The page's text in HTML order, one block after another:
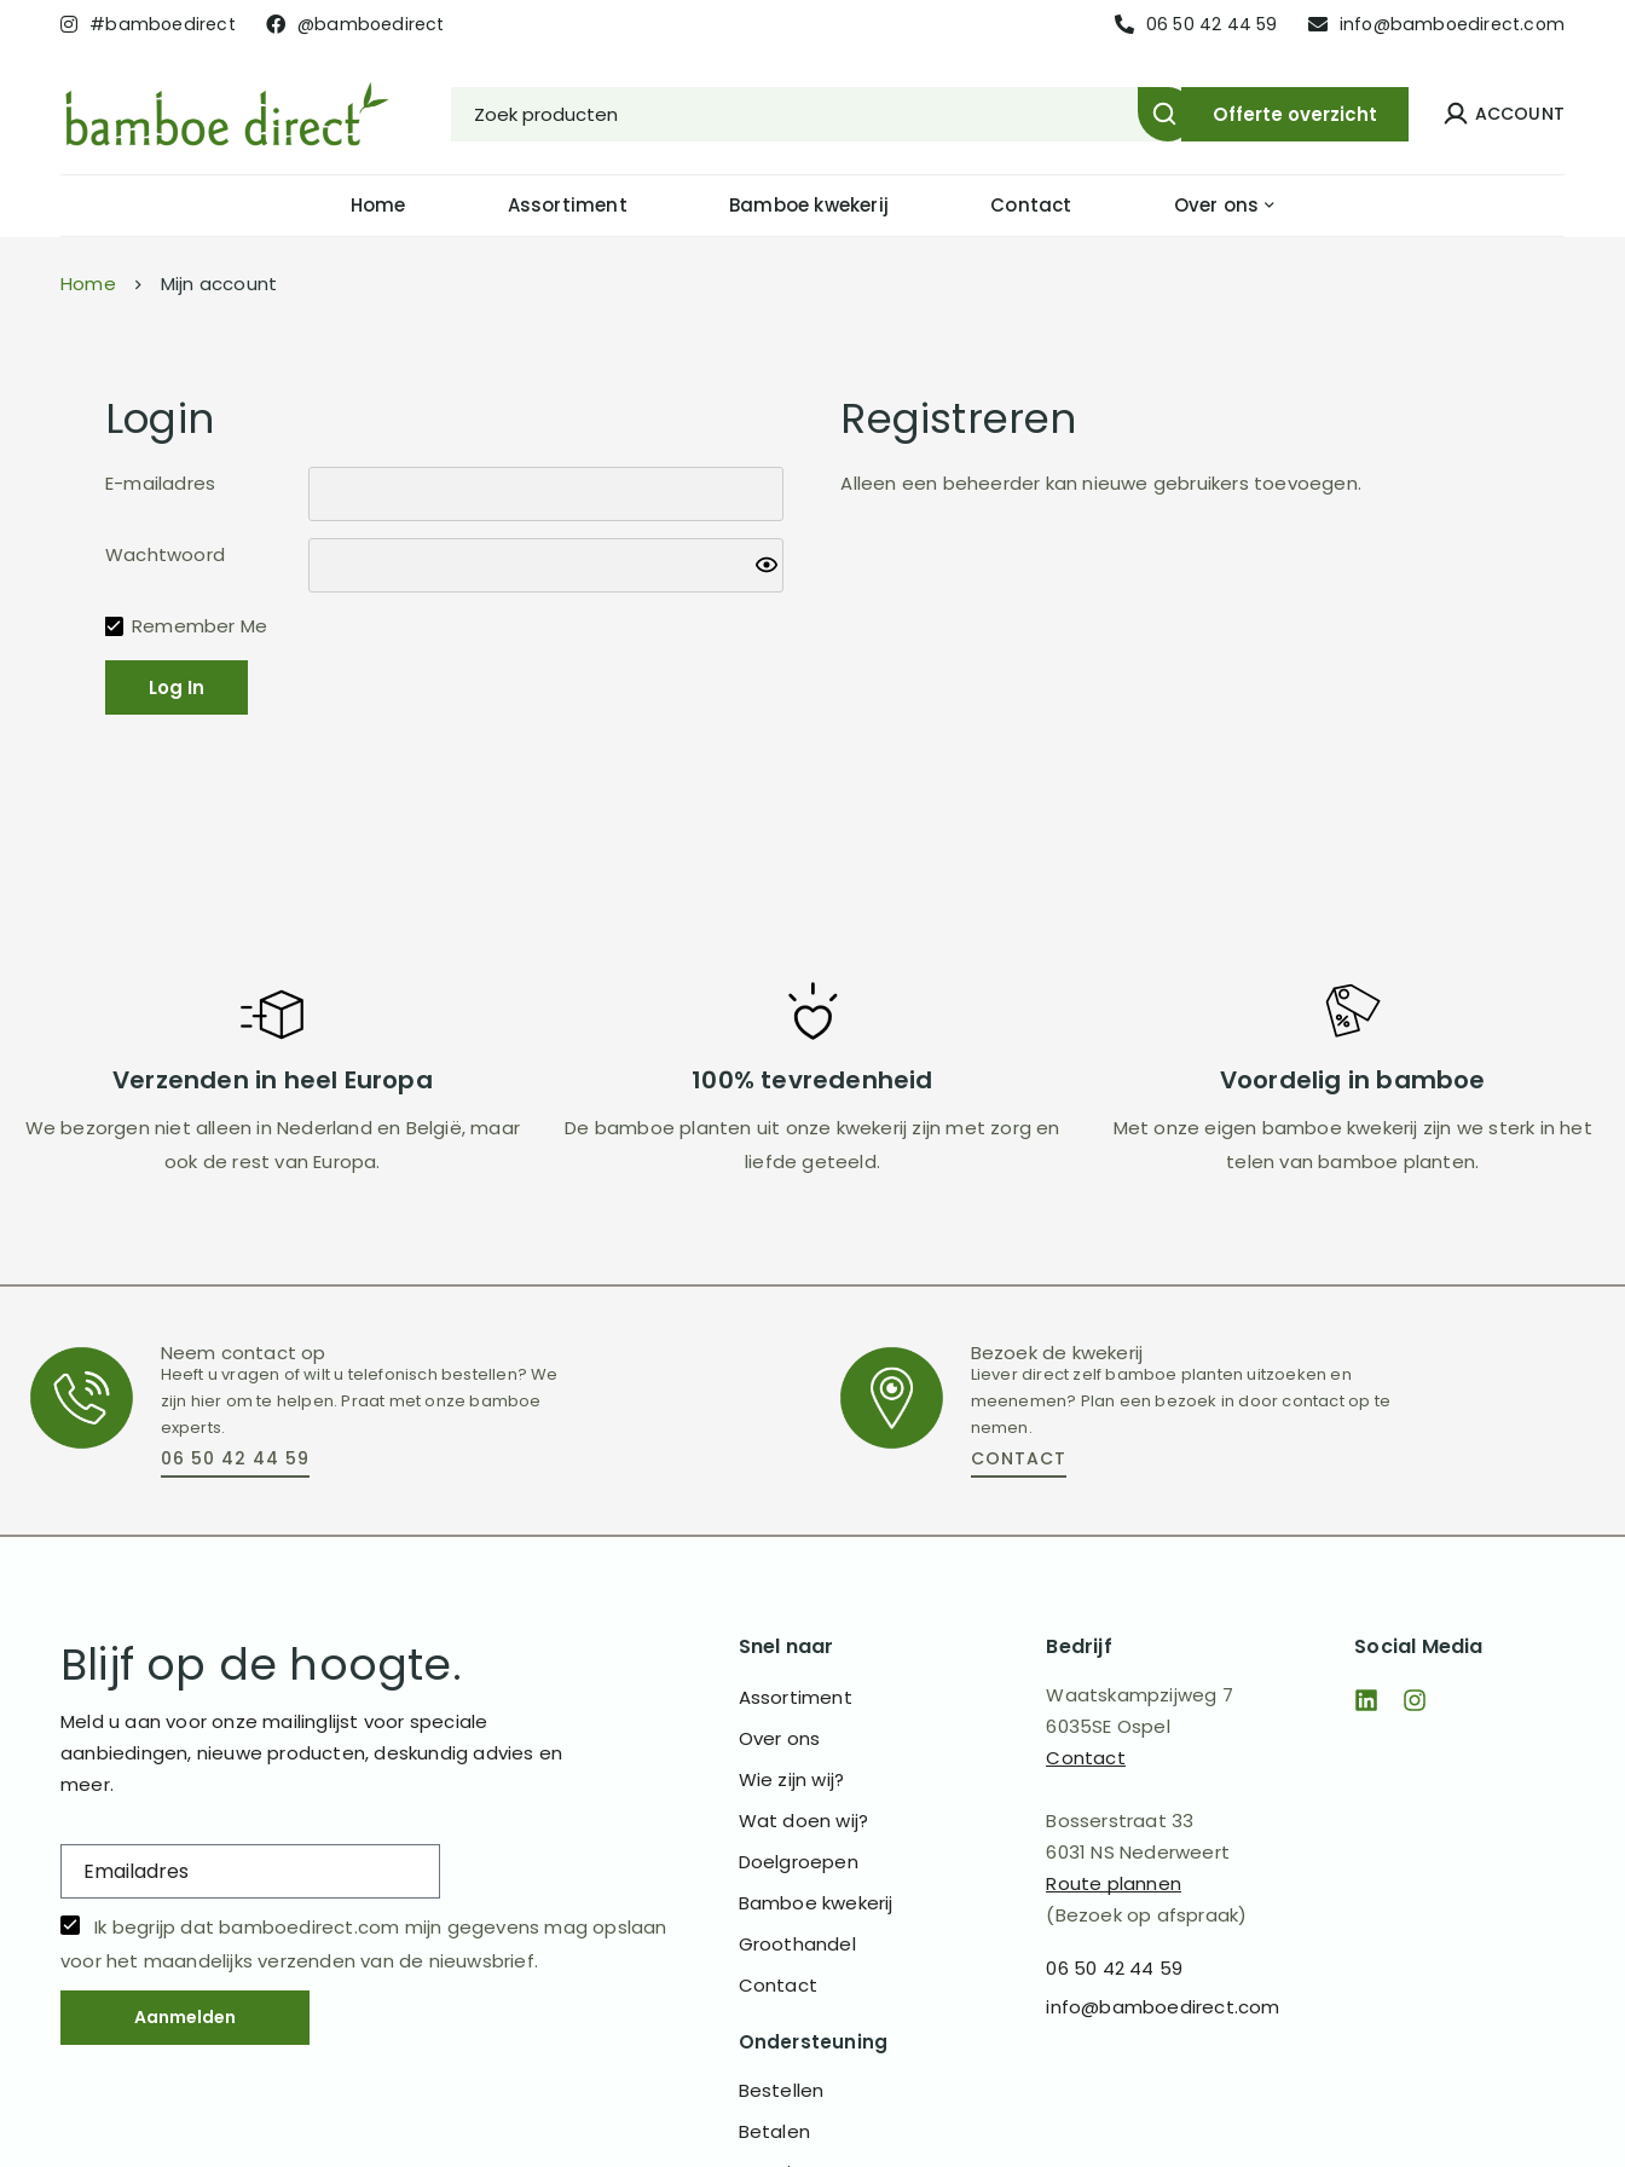
#bamboedirect @bamboedirect 06 50 42 44 59 info@bamboedirect.com
Offerte overzicht
Home Assortiment Bamboe kwekerij Contact Over ons
Home Mijn account
Login
E-mailadres
Wachtwoord
Remember Me
Registreren
Alleen een beheerder kan nieuwe gebruikers toevoegen.
Verzenden in heel Europa
We bezorgen niet alleen in Nederland en België, maar
ook de rest van Europa.
100% tevredenheid
De bamboe planten uit onze kwekerij zijn met zorg en
liefde geteeld.
Voordelig in bamboe
Met onze eigen bamboe kwekerij zijn we sterk in het
telen van bamboe planten.
Neem contact op
Heeft u vragen of wilt u telefonisch bestellen? We
zijn hier om te helpen. Praat met onze bamboe
experts.
06 50 42 44 59
Bezoek de kwekerij
Liever direct zelf bamboe planten uitzoeken en
meenemen? Plan een bezoek in door contact op te
nemen.
CONTACT
Blijf op de hoogte.
Meld u aan voor onze mailinglijst voor speciale
aanbiedingen, nieuwe producten, deskundig advies en
meer.
Ik begrijp dat bamboedirect.com mijn gegevens mag opslaan
voor het maandelijks verzenden van de nieuwsbrief.
Aanmelden
Snel naar
Assortiment
Over ons
Wie zijn wij?
Wat doen wij?
Doelgroepen
Bamboe kwekerij
Groothandel
Contact
Ondersteuning
Bestellen
Betalen
Bedrijf
Waatskampzijweg 7
6035SE Ospel
Contact
Bosserstraat 33
6031 NS Nederweert
Route plannen
(Bezoek op afspraak)
06 50 42 44 59
info@bamboedirect.com
Social Media